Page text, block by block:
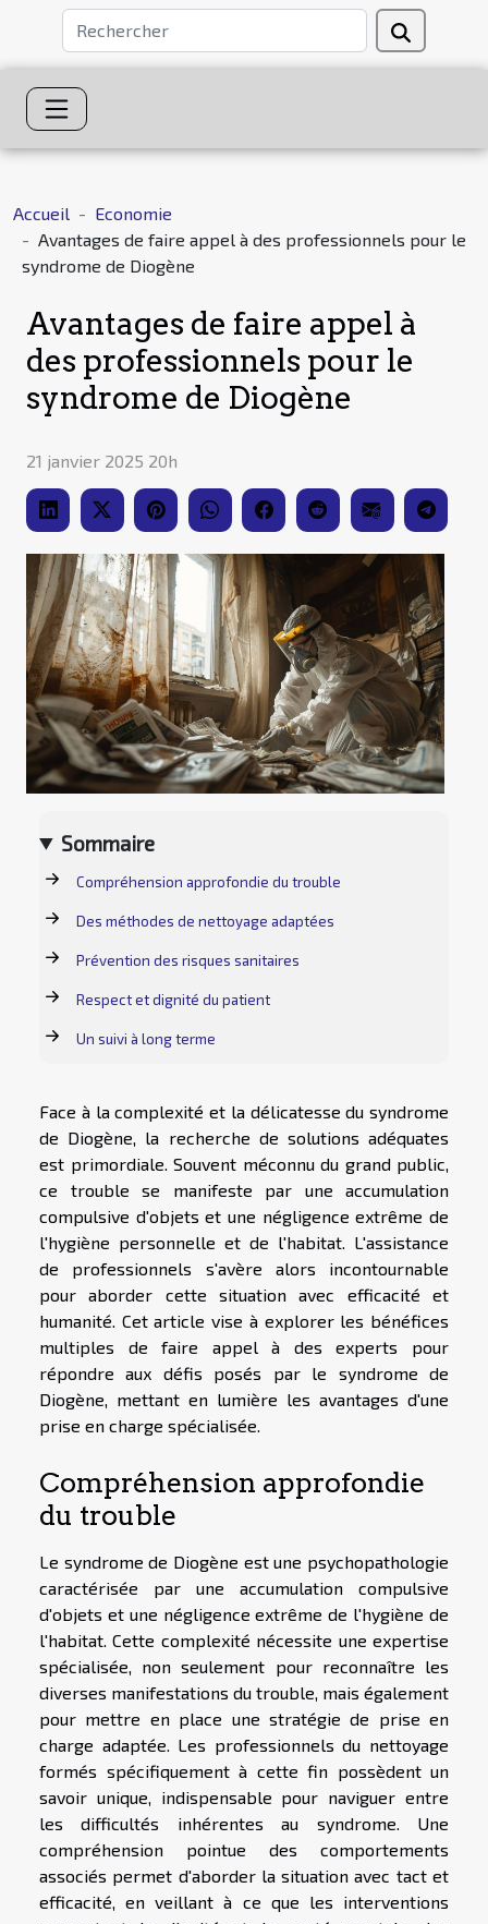
Accueil
Economie
Avantages de faire appel à des professionnels pour le
syndrome de Diogène
Avantages de faire appel à
des professionnels pour le
syndrome de Diogène
21 janvier 2025 20h
Sommaire
Compréhension approfondie du trouble
Des méthodes de nettoyage adaptées
Prévention des risques sanitaires
Respect et dignité du patient
Un suivi à long terme
Face à la complexité et la délicatesse du syndrome
de Diogène, la recherche de solutions adéquates
est primordiale. Souvent méconnu du grand public,
ce trouble se manifeste par une accumulation
compulsive d'objets et une négligence extrême de
l'hygiène personnelle et de l'habitat. L'assistance
de professionnels s'avère alors incontournable
pour aborder cette situation avec efficacité et
humanité. Cet article vise à explorer les bénéfices
multiples de faire appel à des experts pour
répondre aux défis posés par le syndrome de
Diogène, mettant en lumière les avantages d'une
prise en charge spécialisée.
Compréhension approfondie
du trouble
Le syndrome de Diogène est une psychopathologie
caractérisée par une accumulation compulsive
d'objets et une négligence extrême de l'hygiène de
l'habitat. Cette complexité nécessite une expertise
spécialisée, non seulement pour reconnaître les
diverses manifestations du trouble, mais également
pour mettre en place une stratégie de prise en
charge adaptée. Les professionnels du nettoyage
formés spécifiquement à cette fin possèdent un
savoir unique, indispensable pour naviguer entre
les difficultés inhérentes au syndrome. Une
compréhension pointue des comportements
associés permet d'aborder la situation avec tact et
efficacité, en veillant à ce que les interventions